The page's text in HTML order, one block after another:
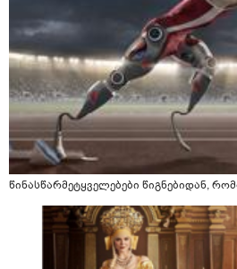
წინასწარმეტყველებები წიგნებიდან,